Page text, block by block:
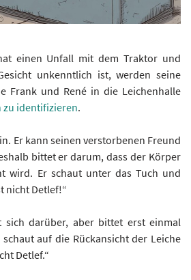
einen Unfall mit dem Traktor und
unkenntlich ist, werden seine
Frank und René in die Leichenhalle
zu identifizieren.
Er kann seinen verstorbenen Freund
bittet er darum, dass der Körper
wird. Er schaut unter das Tuch und
nicht Detlef!“
sich darüber, aber bittet erst einmal
auf die Rückansicht der Leiche
Detlef.“